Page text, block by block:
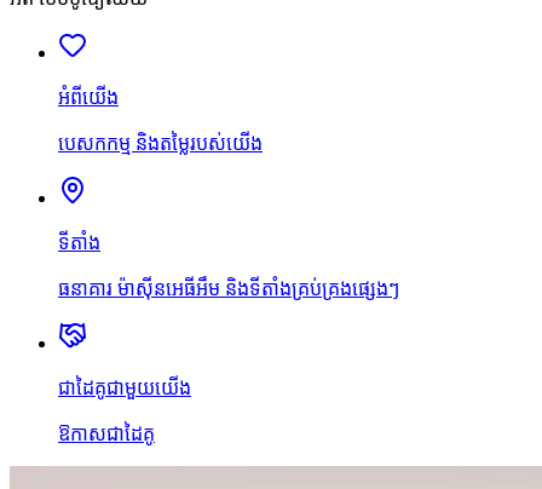
អំពីយើង
បេសកកម្ម និងតម្លៃរបស់យើង
ទីតាំង
ធនាគារ ម៉ាស៊ីនអេធីអឹម និងទីតាំងគ្រប់គ្រងផ្សេងៗ
ជាដៃគូជាមួយយើង
ឱកាសជាដៃគូ